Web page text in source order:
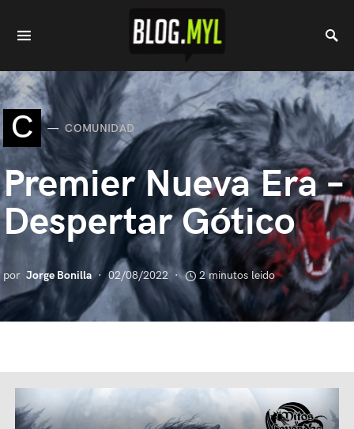
C COMUNIDAD
Premier Nueva Era –
Despertar Gótico
por Jorge Bonilla 02/08/2022 2 minutos leido